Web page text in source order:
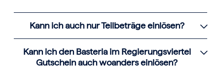
Kann ich auch nur Teilbeträge einlösen?
Kann ich den Basteria im Regierungsviertel
Gutschein auch woanders einlösen?